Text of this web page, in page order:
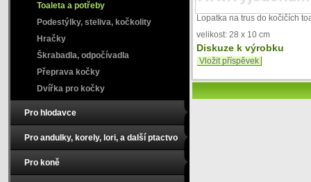
Lopatka na trus do kočičích
velikost: 28 x 10 cm
Diskuze k výrobku
Vložit příspěvek
Toaleta a potřeby
Podestýlky, steliva, kočkolity
Hračky
Škrabadla, odpočívadla
Přeprava kočky
Dvířka pro kočky
Pro hlodavce
Pro andulky, korely, lori, a další ptactvo
Pro koně